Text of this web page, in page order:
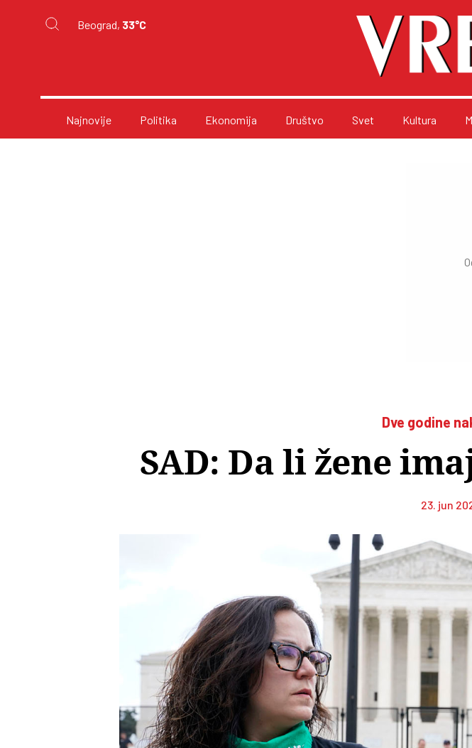
Beograd, 33°C
Najnovije Politika Ekonomija Društvo Svet Kultura
Dve godine
SAD: Da li žene
23. jun